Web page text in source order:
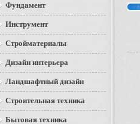
Фундамент
Инструмент
Стройматериалы
Дизайн интерьера
Ландшафтный дизайн
Строительная техника
Бытовая техника